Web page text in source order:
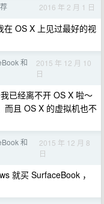
2016 年 2 月 1 日
在 OS X 上见过最好的视
和
2015 年 12 月 10
日
已经离不开 OS X 啦～
而且 OS X 的虚拟机也不
和
2015 年 12 月 8
日
就买 SurfaceBook ，